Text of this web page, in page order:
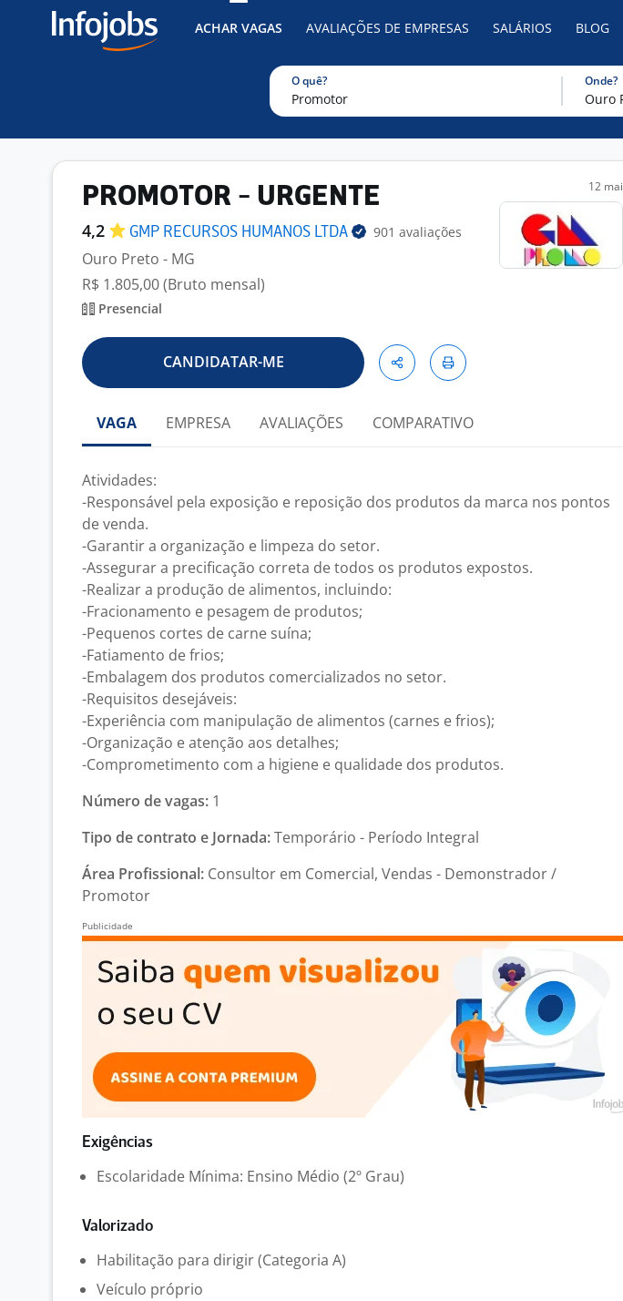
ACHAR VAGAS AVALIAÇÕES DE EMPRESAS SALÁRIOS BLOG
O quê? Onde?
PROMOTOR - URGENTE
4,2 GMP RECURSOS HUMANOS LTDA 901 avaliações
Ouro Preto - MG
R$ 1.805,00 (Bruto mensal)
Presencial
12 mai
CANDIDATAR-ME
VAGA EMPRESA AVALIAÇÕES COMPARATIVO
Atividades:
-Responsável pela exposição e reposição dos produtos da marca nos pontos
de venda.
-Garantir a organização e limpeza do setor.
-Assegurar a precificação correta de todos os produtos expostos.
-Realizar a produção de alimentos, incluindo:
-Fracionamento e pesagem de produtos;
-Pequenos cortes de carne suína;
-Fatiamento de frios;
-Embalagem dos produtos comercializados no setor.
-Requisitos desejáveis:
-Experiência com manipulação de alimentos (carnes e frios);
-Organização e atenção aos detalhes;
-Comprometimento com a higiene e qualidade dos produtos.
Número de vagas: 1
Tipo de contrato e Jornada:Temporário - Período Integral
Área Profissional: Consultor em Comercial, Vendas - Demonstrador /
Promotor
Exigências
Escolaridade Mínima: Ensino Médio (2º Grau)
Valorizado
Habilitação para dirigir (Categoria A)
Veículo próprio